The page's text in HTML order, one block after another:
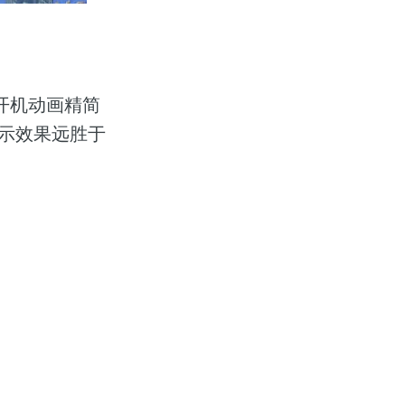
机动画精简
效果远胜于